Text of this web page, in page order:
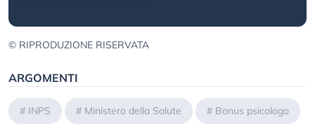
© RIPRODUZIONE RISERVATA
ARGOMENTI
# INPS # Ministero della Salute # Bonus psicologo